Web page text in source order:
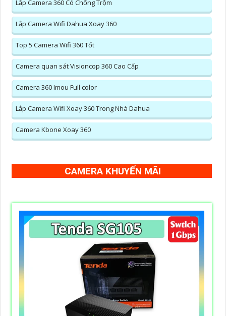
Lắp Camera 360 Có Chống Trộm
Lắp Camera Wifi Dahua Xoay 360
Top 5 Camera Wifi 360 Tốt
Camera quan sát Visioncop 360 Cao Cấp
Camera 360 Imou Full color
Lắp Camera Wifi Xoay 360 Trong Nhà Dahua
Camera Kbone Xoay 360
CAMERA KHUYẾN MÃI